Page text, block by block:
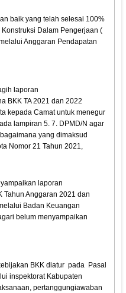
baik yang telah selesai 100%
Dalam Pengerjaan (
Anggaran Pendapatan
laporan
BKK TA 2021 dan 2022
kepada Camat untuk menegur
lampiran 5. 7. DPMD/N agar
yang dimaksud
Nomor 21 Tahun 2021,
laporan
Tahun Anggaran 2021 dan
Badan Keuangan
belum menyampaikan
BKK diatur pada Pasal
inspektorat Kabupaten
pertanggungiawaban